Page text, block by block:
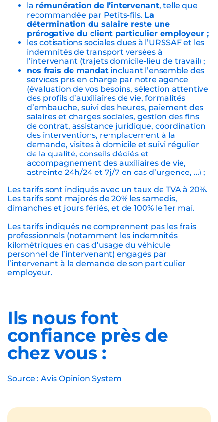
la rémunération de l’intervenant, telle que
recommandée par Petits-fils. La
détermination du salaire reste une
prérogative du client particulier employeur ;
les cotisations sociales dues à l’URSSAF et les
indemnités de transport versées à
l’intervenant (trajets domicile-lieu de travail) ;
nos frais de mandat incluant l’ensemble des
services pris en charge par notre agence
(évaluation de vos besoins, sélection attentive
des profils d’auxiliaires de vie, formalités
d’embauche, suivi des heures, paiement des
salaires et charges sociales, gestion des fins
de contrat, assistance juridique, coordination
des interventions, remplacement à la
demande, visites à domicile et suivi régulier
de la qualité, conseils dédiés et
accompagnement des auxiliaires de vie,
astreinte 24h/24 et 7j/7 en cas d’urgence, …) ;
Les tarifs sont indiqués avec un taux de TVA à 20%.
Les tarifs sont majorés de 20% les samedis,
dimanches et jours fériés, et de 100% le 1er mai.
Les tarifs indiqués ne comprennent pas les frais
professionnels (notamment les indemnités
kilométriques en cas d’usage du véhicule
personnel de l’intervenant) engagés par
l’intervenant à la demande de son particulier
employeur.
Ils nous font
confiance près de
chez vous :
Source : Avis Opinion System